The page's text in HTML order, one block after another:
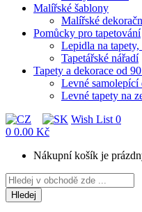
Malířské šablony
Malířské
Pomůcky pro tapetování
Lepidla na
Tapetářské nářadí
Tapety a dekorace od
Levné samolepící
Levné tapety na
Wish List 0
0 0.00 Kč
Nákupní košík je
Hledej